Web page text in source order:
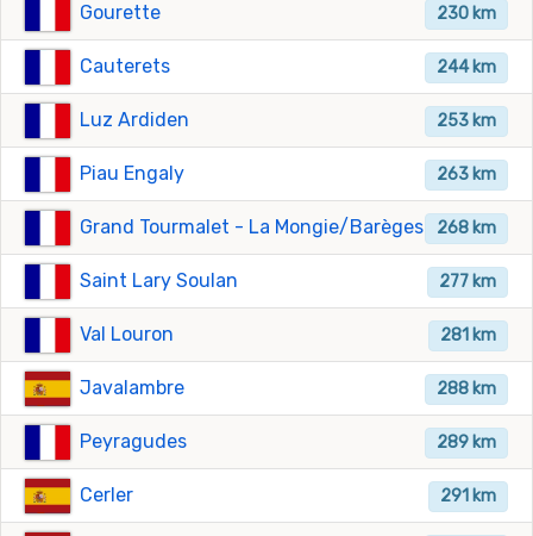
230 km
Gourette
244 km
Cauterets
253 km
Luz Ardiden
263 km
Piau Engaly
268 km
Grand Tourmalet - La Mongie/Barèges
277 km
Saint Lary Soulan
281 km
Val Louron
288 km
Javalambre
289 km
Peyragudes
291 km
Cerler